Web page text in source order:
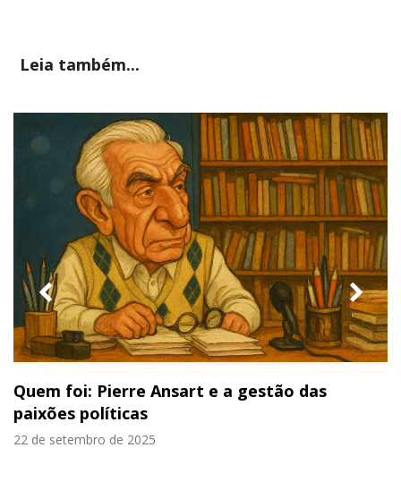
Leia também...
Quem foi: Pierre Ansart e a gestão das
paixões políticas
22 de setembro de 2025
previous
slide